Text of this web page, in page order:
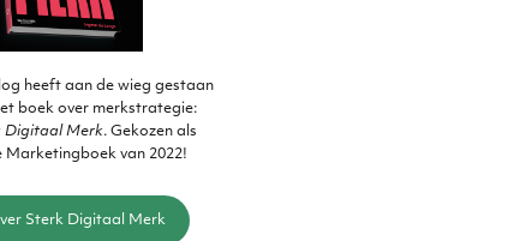
heeft aan de wieg gestaan
boek over merkstrategie:
Digitaal Merk. Gekozen als
Marketingboek van 2022!
Sterk Digitaal Merk